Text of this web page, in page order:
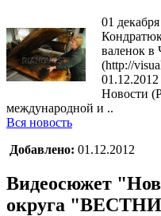
01
валенок в
(http://
Новости
международной и ..
Вся новость
Добавлено: 01.12.2012
Видеосюжет
округа